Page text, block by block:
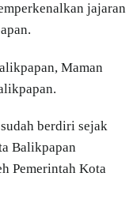
jajaran
Maman
berdiri sejak
Balikpapan
Pemerintah Kota